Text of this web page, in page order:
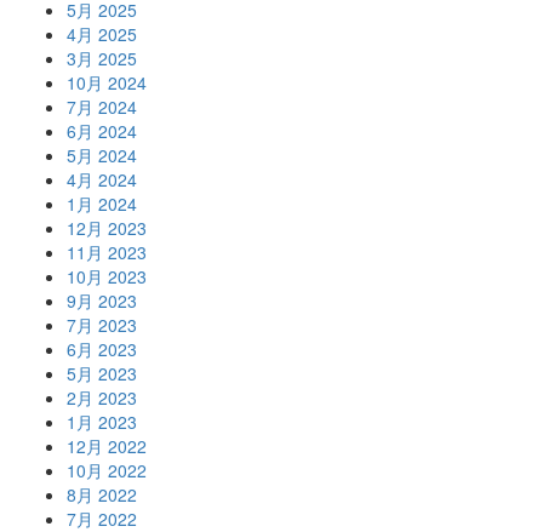
5月 2025
4月 2025
3月 2025
10月 2024
7月 2024
6月 2024
5月 2024
4月 2024
1月 2024
12月 2023
11月 2023
10月 2023
9月 2023
7月 2023
6月 2023
5月 2023
2月 2023
1月 2023
12月 2022
10月 2022
8月 2022
7月 2022